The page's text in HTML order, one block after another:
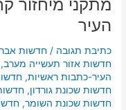
מתקני מיחזור
העיר
כתיבת תגובה /חדשות
חדשות אזור תעשייה מערב
העיר-כתבות ראשיות,
חדשות שכונת גורדון,
חדשות שכונת השומר,